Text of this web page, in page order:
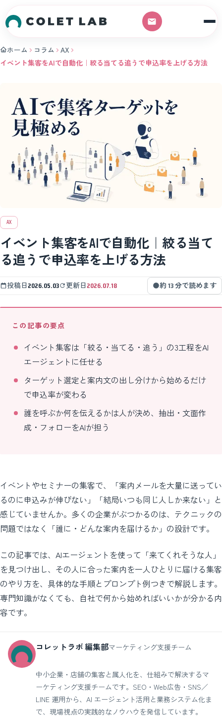
ホーム コラム
AX
イベント集客をAIで自動化｜絞る当てる追うで申込率を上げる方法
AX
イベント集客をAIで自動化｜絞る当て
る追うで申込率を上げる方法
投稿日2026.05.03 更新日2026.07.18 約 13 分で読めます
この記事の要点
イベント集客は「絞る・当てる・追う」の3工程をAI
エージェントに任せる
ターゲット選定と案内文の出し分けから始めるだけ
で申込率が変わる
誰を呼ぶか何を伝えるかは人が決め、抽出・文面作
成・フォローをAIが担う
イベントやセミナーの集客で、「案内メールを大量に送ってい
るのに申込みが伸びない」「結局いつも同じ人しか来ない」と
感じていませんか。多くの企業がぶつかるのは、テクニックの
問題ではなく「誰に・どんな案内を届けるか」の設計です。
この記事では、AIエージェントを使って「来てくれそうな人」
を見つけ出し、その人に合った案内を一人ひとりに届ける集客
のやり方を、具体的な手順とプロンプト例つきで解説します。
専門知識がなくても、自社で何から始めればいいかが分かる内
容です。
コレットラボ 編集部マーケティング支援チーム
中小企業・店舗の集客と属人化を、仕組みで解決するマ
ーケティング支援チームです。SEO・Web広告・SNS／
LINE 運用から、AI エージェント活用と業務システム化ま
で、現場視点の実践的なノウハウを発信しています。